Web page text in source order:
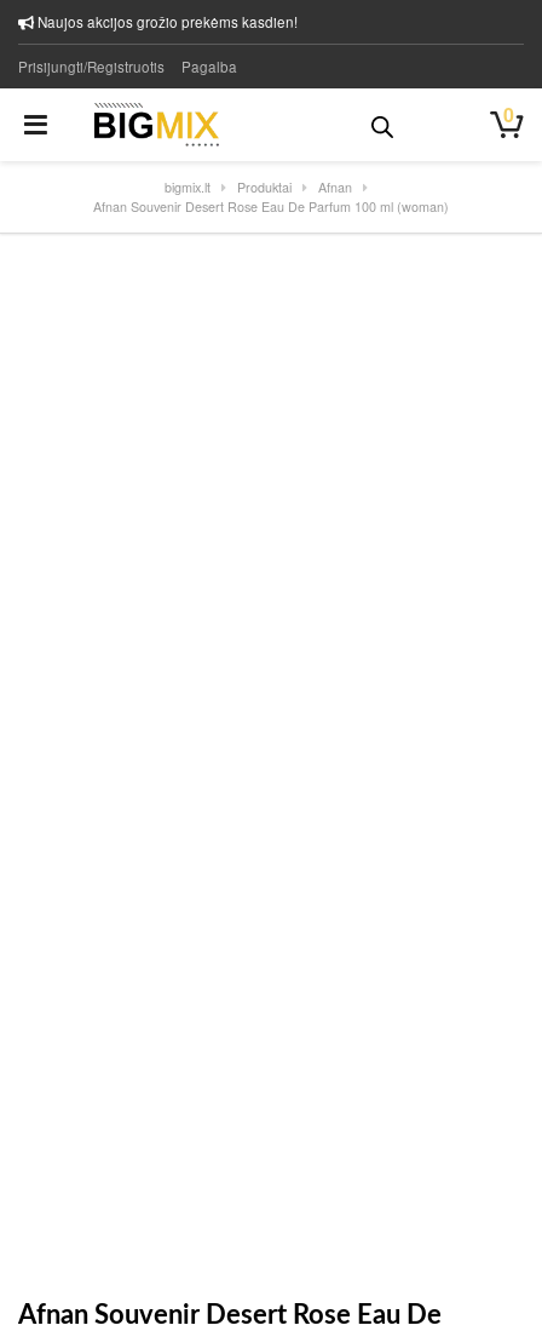
Naujos akcijos grožio prekėms kasdien!
Prisijungti/Registruotis Pagalba
0
bigmix.lt Produktai
Afnan
Afnan Souvenir Desert Rose Eau De Parfum 100 ml (woman)
Afnan Souvenir Desert Rose Eau De